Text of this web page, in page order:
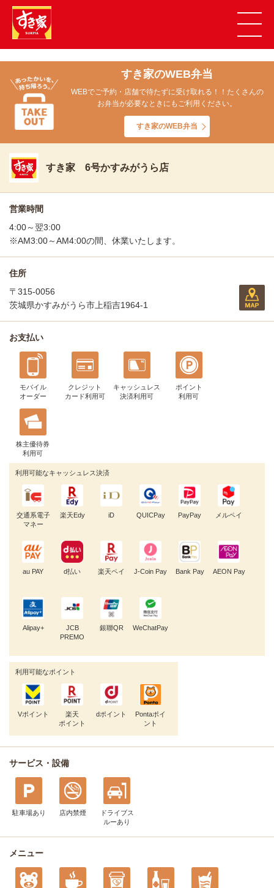
すき家のWEB弁当
WEBでご予約・店舗で待たずに受け取れる！！たくさんの
お弁当が必要なときにもご利用ください。
すき家のWEB弁当
すき家 6号かすみがうら店
営業時間
4:00～翌3:00
※AM3:00～AM4:00の間、休業いたします。
住所
〒315-0056
茨城県かすみがうら市上稲吉1964-1
お支払い
モバイル
オーダー
クレジット
カード利用可
キャッシュレス
決済利用可
ポイント
利用可
株主優待券
利用可
利用可能なキャッシュレス決済
交通系電子
マネー
楽天Edy iD QUICPay PayPay メルペイ
au PAY d払い 楽天ペイ J-Coin Pay Bank Pay AEON Pay
Alipay+
JCB
PREMO
銀聯QR WeChatPay
利用可能なポイント
Vポイント
楽天
ポイント
dポイント
Pontaポイ
ント
サービス・設備
駐車場あり 店内禁煙
ドライブス
ルーあり
メニュー